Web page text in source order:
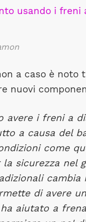
a caso è
nuovi
avere i freni a
a causa del
come
sicurezza nel
di avere
ha aiutato a